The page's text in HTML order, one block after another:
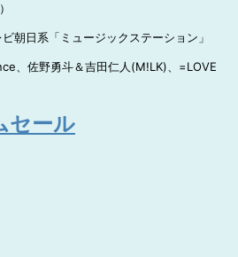
朝日系「ミュージックステーション」
、佐野勇斗＆吉田仁人(M!LK)、=LOVE
セール